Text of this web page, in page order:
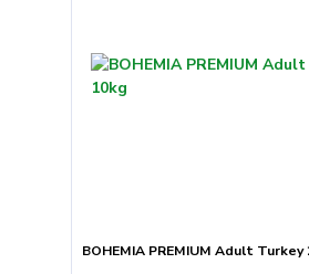
BOHEMIA PREMIUM Adult Turkey